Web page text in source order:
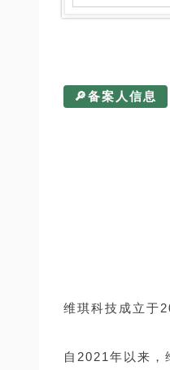
🔎备案人信息
维琪科技成立于
自2021年以来，